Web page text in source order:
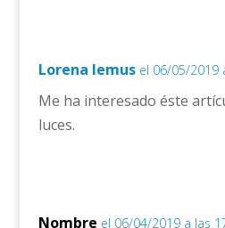
Lorena lemus el 06/05/2019
Me ha interesado éste
luces.
Nombre el 06/04/2019 a las